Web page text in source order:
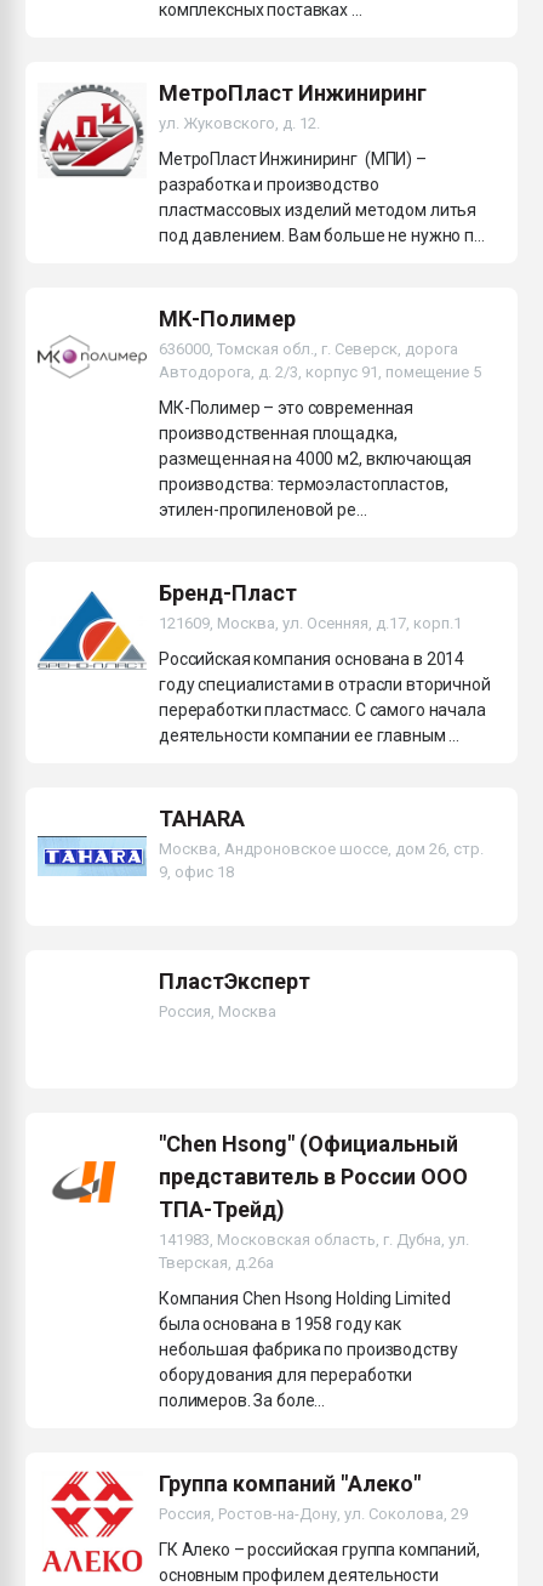
комплексных поставках ...
МетроПласт Инжиниринг
ул. Жуковского, д. 12.
МетроПласт Инжиниринг (МПИ) –
разработка и производство
пластмассовых изделий методом литья
под давлением. Вам больше не нужно п...
МК-Полимер
636000, Томская обл., г. Северск, дорога
Автодорога, д. 2/3, корпус 91, помещение 5
МК-Полимер – это современная
производственная площадка,
размещенная на 4000 м2, включающая
производства: термоэластопластов,
этилен-пропиленовой ре...
Бренд-Пласт
121609, Москва, ул. Осенняя, д.17, корп.1
Российская компания основана в 2014
году специалистами в отрасли вторичной
переработки пластмасс. С самого начала
деятельности компании ее главным ...
TAHARA
Москва, Андроновское шоссе, дом 26, стр.
9, офис 18
ПластЭксперт
Россия, Москва
"Chen Hsong" (Официальный
представитель в России ООО
ТПА-Трейд)
141983, Московская область, г. Дубна, ул.
Тверская, д.26а
Компания Chen Hsong Holding Limited
была основана в 1958 году как
небольшая фабрика по производству
оборудования для переработки
полимеров. За боле...
Группа компаний "Алеко"
Россия, Ростов-на-Дону, ул. Соколова, 29
ГК Алеко – российская группа компаний,
основным профилем деятельности